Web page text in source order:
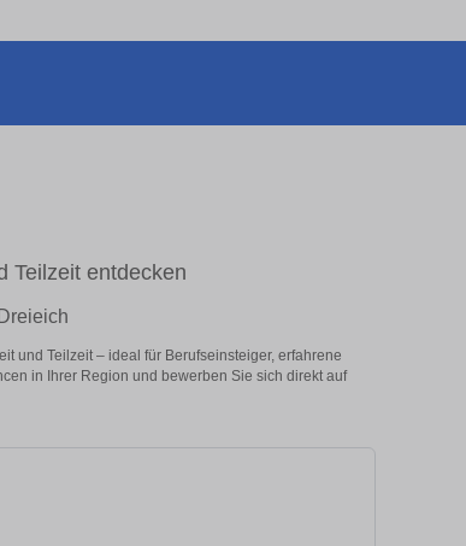
Teilzeit entdecken
und Teilzeit – ideal für Berufseinsteiger, erfahrene
in Ihrer Region und bewerben Sie sich direkt auf